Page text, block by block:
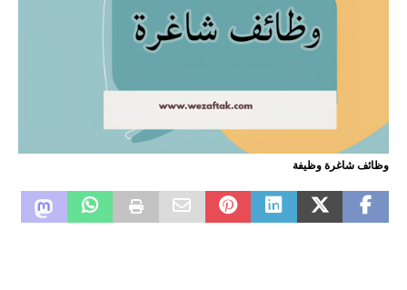
وظائف شاغرة وظيفة